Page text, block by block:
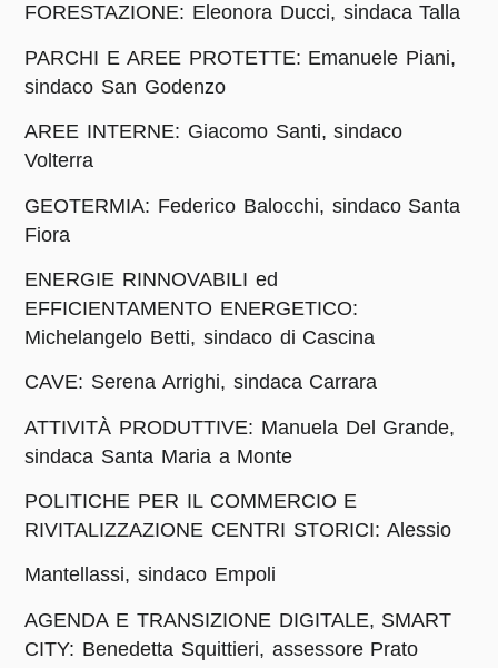
FORESTAZIONE: Eleonora Ducci, sindaca Talla
PARCHI E AREE PROTETTE: Emanuele Piani,
sindaco San Godenzo
AREE INTERNE: Giacomo Santi, sindaco
Volterra
GEOTERMIA: Federico Balocchi, sindaco Santa
Fiora
ENERGIE RINNOVABILI ed
EFFICIENTAMENTO ENERGETICO:
Michelangelo Betti, sindaco di Cascina
CAVE: Serena Arrighi, sindaca Carrara
ATTIVITÀ PRODUTTIVE: Manuela Del Grande,
sindaca Santa Maria a Monte
POLITICHE PER IL COMMERCIO E
RIVITALIZZAZIONE CENTRI STORICI: Alessio
Mantellassi, sindaco Empoli
AGENDA E TRANSIZIONE DIGITALE, SMART
CITY: Benedetta Squittieri, assessore Prato